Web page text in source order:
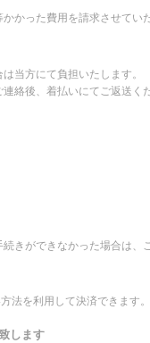
かった費用を請求させてい
当方にて負担いたします。
絡後、着払いにてご返送くだ
きができなかった場合は、
法を利用して決済できます。
します